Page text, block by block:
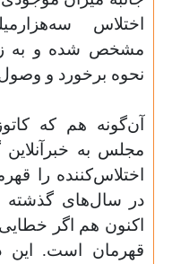
اختلاس
مشخص شده و به
نحوه برخورد و
آن‌گونه هم که
مجلس به
اختلاس‌کننده را
در سال‌های گذشته
اکنون هم اگر
قهرمان است.